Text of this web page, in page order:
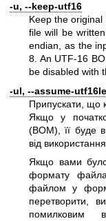
-u, --keep-utf16
Keep the
file will be
endian, as the
8. An UTF-16
be disabled with
-ul, --assume-utf16le
Припускати, що
Якщо у
(BOM), її буде
від
Якщо вами
формату
файлом у
перетворити,
помилковим